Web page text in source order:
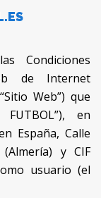
Condiciones
de Internet
Web”) que
FUTBOL”), en
España, Calle
y CIF
usuario (el